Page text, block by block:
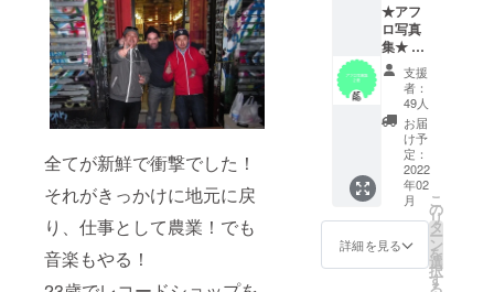
全てが新鮮で衝撃でした！
それがきっかけに地元に戻
り、仕事として農業！でも
音楽もやる！
★アフ
ロ写真
集★
約３年
間のア
フロを
被って
の体
験・イ
ベン
ト・販
売会で
の様子
を写真
集にし
まし
支援
者：
49人
お届
け予
定：
2022
年02
月
詳細を見る
こ
の
リ
タ
ー
ン
を
選
択
す